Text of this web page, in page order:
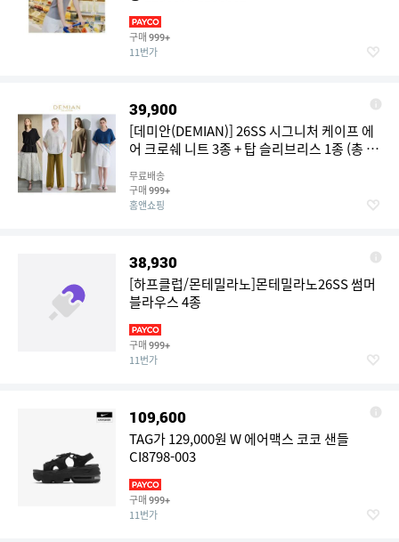
구매 999+
11번가
39,900
[데미안(DEMIAN)] 26SS 시그니처 케이프 에
어 크로쉐 니트 3종 + 탑 슬리브리스 1종 (총 4
무료배송
구매 999+
홈앤쇼핑
38,930
[하프클럽/몬테밀라노]몬테밀라노26SS 썸머
블라우스 4종
구매 999+
11번가
109,600
TAG가 129,000원 W 에어맥스 코코 샌들
CI8798-003
구매 999+
11번가